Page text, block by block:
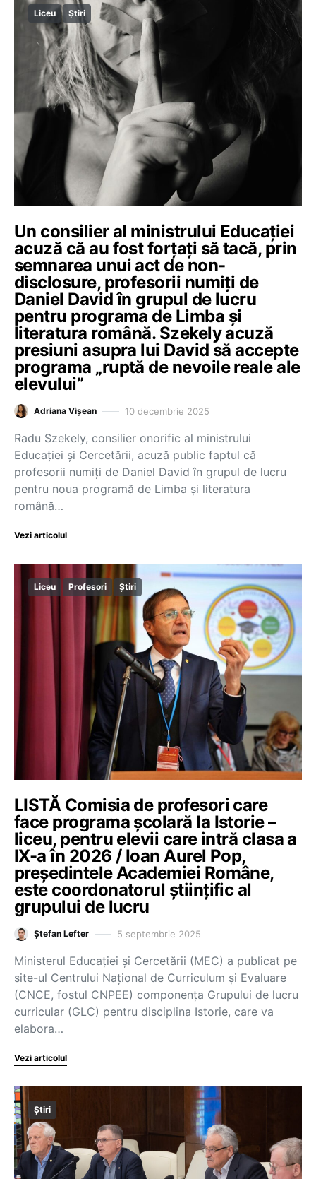
Liceu Știri
Un consilier al ministrului Educației
acuză că au fost forțați să tacă, prin
semnarea unui act de non-
disclosure, profesorii numiți de
Daniel David în grupul de lucru
pentru programa de Limba și
literatura română. Szekely acuză
presiuni asupra lui David să accepte
programa „ruptă de nevoile reale ale
elevului”
Adriana Vișean 10 decembrie 2025
Radu Szekely, consilier onorific al ministrului
Educației și Cercetării, acuză public faptul că
profesorii numiți de Daniel David în grupul de lucru
pentru noua programă de Limba și literatura
română…
Vezi articolul
Liceu Profesori Știri
LISTĂ Comisia de profesori care
face programa școlară la Istorie –
liceu, pentru elevii care intră clasa a
IX-a în 2026 / Ioan Aurel Pop,
președintele Academiei Române,
este coordonatorul științific al
grupului de lucru
Ștefan Lefter 5 septembrie 2025
Ministerul Educației și Cercetării (MEC) a publicat pe
site-ul Centrului Național de Curriculum și Evaluare
(CNCE, fostul CNPEE) componența Grupului de lucru
curricular (GLC) pentru disciplina Istorie, care va
elabora…
Vezi articolul
Știri